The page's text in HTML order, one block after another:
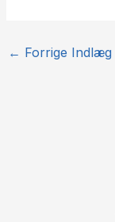
← Forrige Indlæg